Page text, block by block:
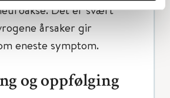
Det er svært
årsaker gir
eneste symptom.
og oppfølging